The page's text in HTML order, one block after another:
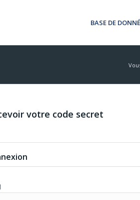
BASE DE
votre code secret